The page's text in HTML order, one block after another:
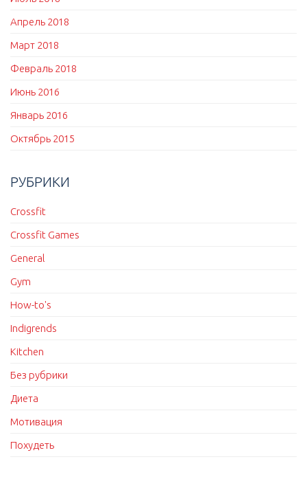
Апрель 2018
Март 2018
Февраль 2018
Июнь 2016
Январь 2016
Октябрь 2015
РУБРИКИ
Crossfit
Crossfit Games
General
Gym
How-to's
Indigrends
Kitchen
Без рубрики
Диета
Мотивация
Похудеть